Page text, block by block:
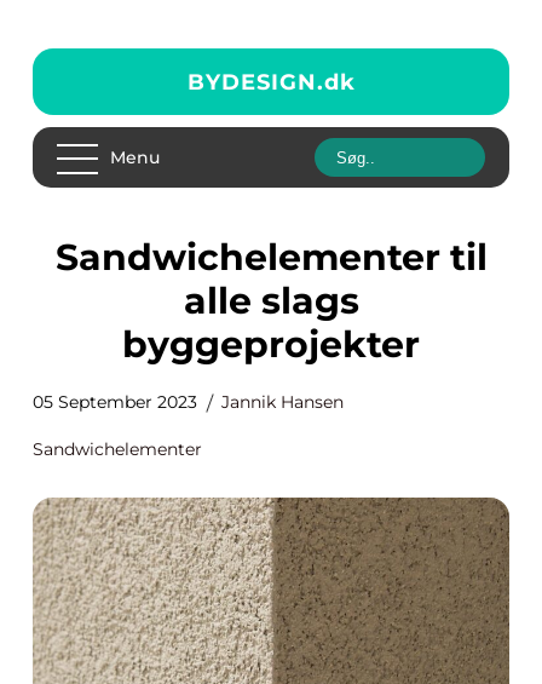
BYDESIGN.dk
Menu
Sandwichelementer til
alle slags
byggeprojekter
05 September 2023 Jannik Hansen
Sandwichelementer